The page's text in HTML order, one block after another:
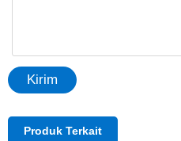
Kirim
Produk Terkait